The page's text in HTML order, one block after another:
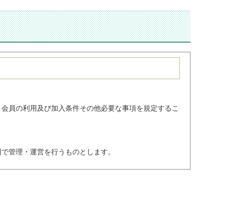
員の利用及び加入条件その他必要な事項を規定するこ
管理・運営を行うものとします。